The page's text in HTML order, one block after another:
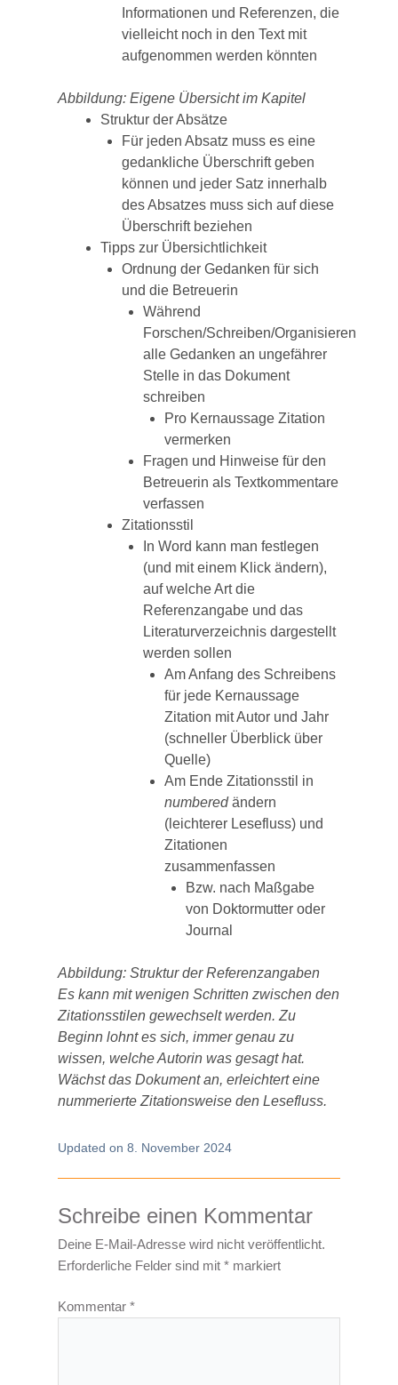
Informationen und Referenzen, die
vielleicht noch in den Text mit
aufgenommen werden könnten
Abbildung: Eigene Übersicht im Kapitel
Struktur der Absätze
Für jeden Absatz muss es eine
gedankliche Überschrift geben
können und jeder Satz innerhalb
des Absatzes muss sich auf diese
Überschrift beziehen
Tipps zur Übersichtlichkeit
Ordnung der Gedanken für sich
und die Betreuerin
Während
Forschen/Schreiben/Organisieren
alle Gedanken an ungefährer
Stelle in das Dokument
schreiben
Pro Kernaussage Zitation
vermerken
Fragen und Hinweise für den
Betreuerin als Textkommentare
verfassen
Zitationsstil
In Word kann man festlegen
(und mit einem Klick ändern),
auf welche Art die
Referenzangabe und das
Literaturverzeichnis dargestellt
werden sollen
Am Anfang des Schreibens
für jede Kernaussage
Zitation mit Autor und Jahr
(schneller Überblick über
Quelle)
Am Ende Zitationsstil in
numberedändern
(leichterer Lesefluss) und
Zitationen
zusammenfassen
Bzw. nach Maßgabe
von Doktormutter oder
Journal
Abbildung: Struktur der Referenzangaben
Es kann mit wenigen Schritten zwischen den
Zitationsstilen gewechselt werden. Zu
Beginn lohnt es sich, immer genau zu
wissen, welche Autorin was gesagt hat.
Wächst das Dokument an, erleichtert eine
nummerierte Zitationsweise den Lesefluss.
Updated on 8. November 2024
Schreibe einen Kommentar
Deine E-Mail-Adresse wird nicht veröffentlicht.
Erforderliche Felder sind mit * markiert
Kommentar *